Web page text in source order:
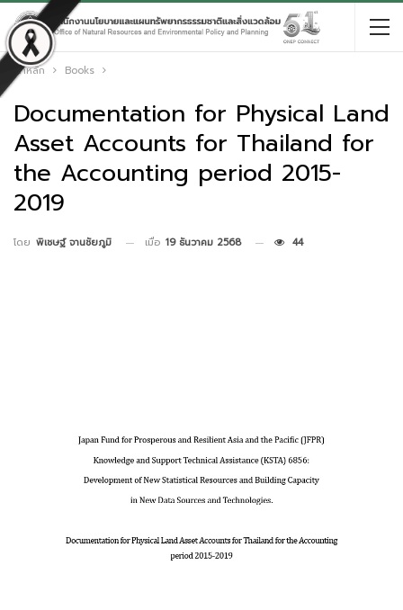
หน้าหลัก Books
Documentation for Physical Land
Asset Accounts for Thailand for
the Accounting period 2015-
2019
โดย พิเชษฐ์ จานชัยภูมิ เมื่อ 19 ธันวาคม 2568 44